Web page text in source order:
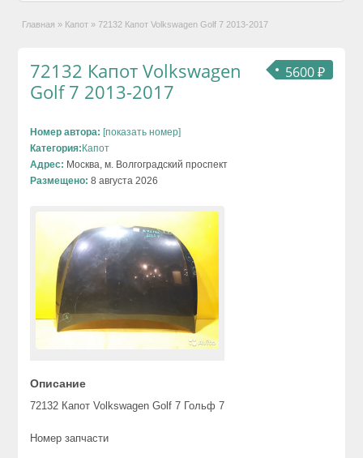
Главная » Капот » 72132 Капот Volkswagen Golf 7 2013-2017
5600 ₽
72132 Капот Volkswagen
Golf 7 2013-2017
Номер автора: [показать номер]
Категория: Капот
Адрес: Москва, м. Волгоградский проспект
Размещено: 8 августа 2026
Описание
72132 Капот Volkswagen Golf 7 Гольф 7
Номер запчасти